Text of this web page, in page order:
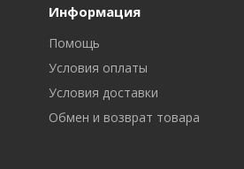
Информация
Помощь
Условия оплаты
Условия доставки
Обмен и возврат товара